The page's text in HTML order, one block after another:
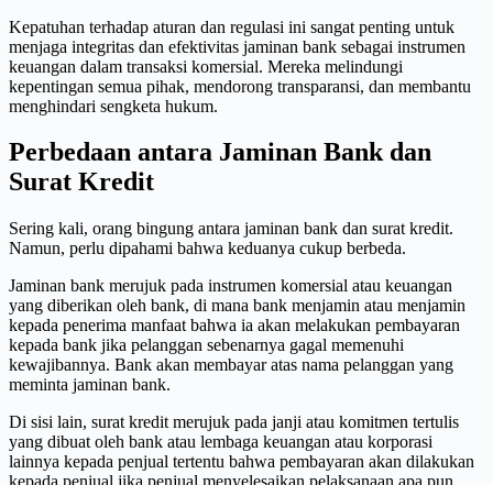
Kepatuhan terhadap aturan dan regulasi ini sangat penting untuk
menjaga integritas dan efektivitas jaminan bank sebagai instrumen
keuangan dalam transaksi komersial. Mereka melindungi
kepentingan semua pihak, mendorong transparansi, dan membantu
menghindari sengketa hukum.
Perbedaan antara Jaminan Bank dan
Surat Kredit
Sering kali, orang bingung antara jaminan bank dan surat kredit.
Namun, perlu dipahami bahwa keduanya cukup berbeda.
Jaminan bank merujuk pada instrumen komersial atau keuangan
yang diberikan oleh bank, di mana bank menjamin atau menjamin
kepada penerima manfaat bahwa ia akan melakukan pembayaran
kepada bank jika pelanggan sebenarnya gagal memenuhi
kewajibannya. Bank akan membayar atas nama pelanggan yang
meminta jaminan bank.
Di sisi lain, surat kredit merujuk pada janji atau komitmen tertulis
yang dibuat oleh bank atau lembaga keuangan atau korporasi
lainnya kepada penjual tertentu bahwa pembayaran akan dilakukan